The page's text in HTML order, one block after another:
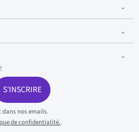
S'INSCRIRE
nos emails.
de confidentialité..